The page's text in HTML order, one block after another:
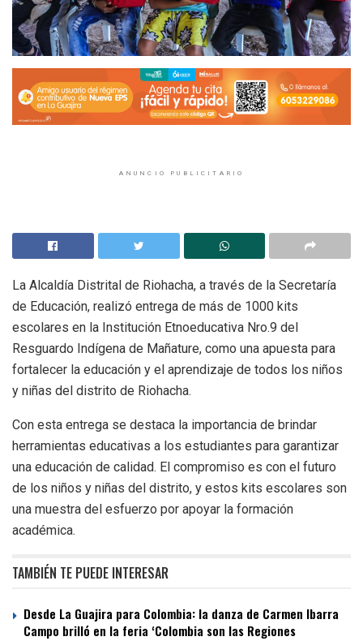
ANUNCIO PUBLICITARIO
La Alcaldía Distrital de Riohacha, a través de la Secretaría
de Educación, realizó entrega de más de 1000 kits
escolares en la Institución Etnoeducativa Nro.9 del
Resguardo Indígena de Mañature, como una apuesta para
fortalecer la educación y el aprendizaje de todos los niños
y niñas del distrito de Riohacha.
Con esta entrega se destaca la importancia de brindar
herramientas educativas a los estudiantes para garantizar
una educación de calidad. El compromiso es con el futuro
de los niños y niñas del distrito, y estos kits escolares son
una muestra del esfuerzo por apoyar la formación
académica.
TAMBIÉN TE PUEDE INTERESAR
Desde La Guajira para Colombia: la danza de Carmen Ibarra
Campo brilló en la feria ‘Colombia son las Regiones